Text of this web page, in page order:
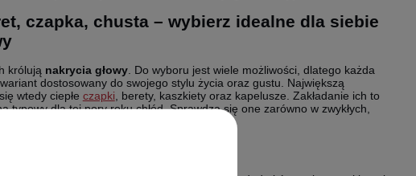
czapka, chusta – wybierz idealne dla siebie
królują nakrycia głowy. Do wyboru jest wiele możliwości, dlatego każda
dostosowany do swojego stylu życia oraz gustu. Największą
wtedy ciepłe czapki , berety, kaszkiety oraz kapelusze. Zakładanie ich to
typowy dla tej pory roku chłód. Sprawdzą się one zarówno w zwykłych,
zimowym!